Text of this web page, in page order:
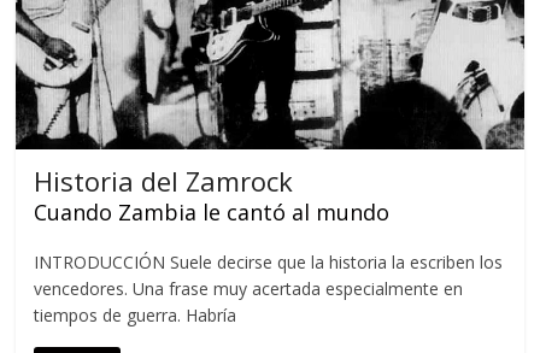
Historia del Zamrock
Cuando Zambia le cantó al mundo
INTRODUCCIÓN Suele decirse que la historia la escriben los
vencedores. Una frase muy acertada especialmente en
tiempos de guerra. Habría